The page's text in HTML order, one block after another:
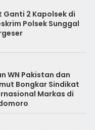
Ganti 2 Kapolsek di
Polsek Sunggal
WN Pakistan dan
Bongkar Sindikat
Markas di